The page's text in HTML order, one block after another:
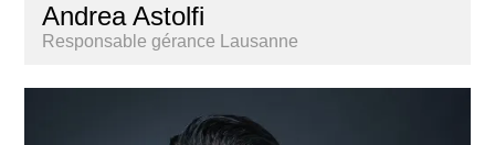
Andrea Astolfi
Responsable gérance Lausanne